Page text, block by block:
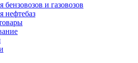
бензовозов и газовозов
нефтебаз